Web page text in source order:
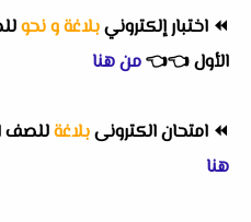
⏪ اختبار إلكترونيبلاغة و نحو
الأول👈
👈من هنا
⏪ امتحان الكترونىبلاغةللصف
هنا